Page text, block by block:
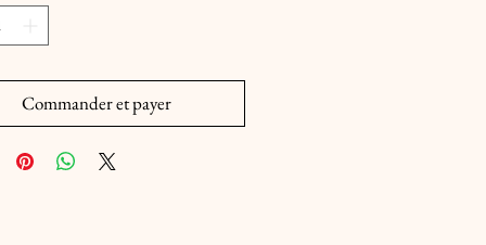
Commander et payer